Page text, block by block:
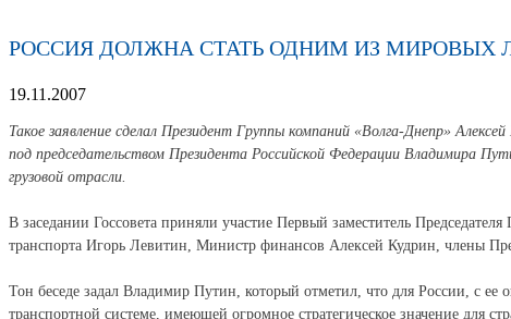
РОССИЯ ДОЛЖНА СТАТЬ ОДНИМ ИЗ МИРОВЫХ
19.11.2007
Такое заявление сделал Президент Группы компаний «Волга-Днепр»
под председательством Президента Российской Федерации Владимира
грузовой отрасли.
В заседании Госсовета приняли участие Первый заместитель
транспорта Игорь Левитин, Министр финансов Алексей Кудрин, члены
Тон беседе задал Владимир Путин, который отметил, что для России, с ее
транспортной системе, имеющей огромное стратегическое значение для